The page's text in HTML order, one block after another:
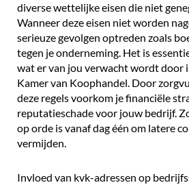
diverse wettelijke eisen die niet
Wanneer deze eisen niet worden
serieuze gevolgen optreden zoals
tegen je onderneming. Het is
wat er van jou verwacht wordt door
Kamer van Koophandel. Door
deze regels voorkom je financiële
reputatieschade voor jouw bedrijf.
op orde is vanaf dag één om latere
vermijden.
Invloed van kvk-adressen op